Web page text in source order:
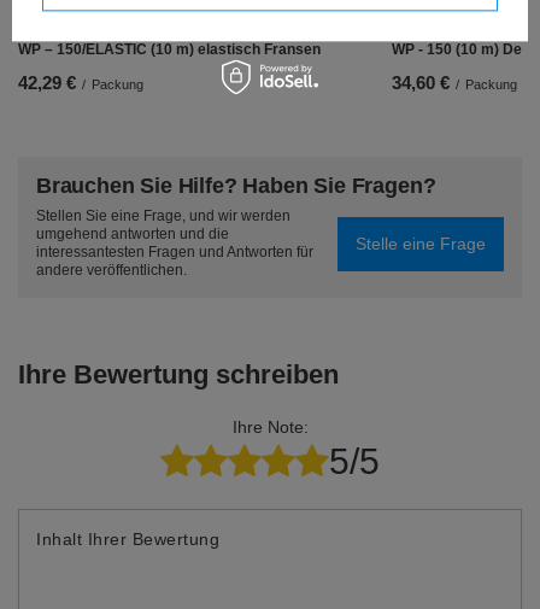
WP – 150/ELASTIC (10 m) elastisch Fransen
42,29 € / Packung
WP - 150 (10 m)
34,60 € / Packung
Brauchen Sie Hilfe? Haben Sie Fragen?
Stellen Sie eine Frage, und wir werden
umgehend antworten und die
interessantesten Fragen und Antworten für
andere veröffentlichen.
Stelle eine Frage
Ihre Bewertung schreiben
Ihre Note:
5/5
Inhalt Ihrer Bewertung